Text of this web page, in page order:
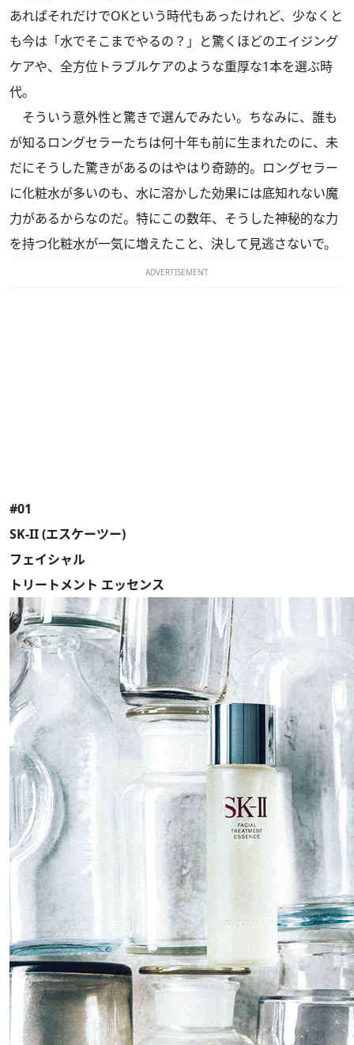
あればそれだけでOKという時代もあったけれど、少なくと
も今は「水でそこまでやるの？」と驚くほどのエイジング
ケアや、全方位トラブルケアのような重厚な1本を選ぶ時
代。
そういう意外性と驚きで選んでみたい。ちなみに、誰も
が知るロングセラーたちは何十年も前に生まれたのに、未
だにそうした驚きがあるのはやはり奇跡的。ロングセラー
に化粧水が多いのも、水に溶かした効果には底知れない魔
力があるからなのだ。特にこの数年、そうした神秘的な力
を持つ化粧水が一気に増えたこと、決して見逃さないで。
ADVERTISEMENT
#01
SK-II (エスケーツー)
フェイシャル
トリートメント エッセンス